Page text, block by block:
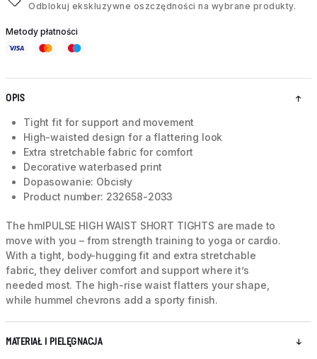
Odblokuj ekskluzywne oszczędności na wybrane produkty.
Metody płatności
OPIS
Tight fit for support and movement
High-waisted design for a flattering look
Extra stretchable fabric for comfort
Decorative waterbased print
Dopasowanie: Obcisły
Product number: 232658-2033
The hmlPULSE HIGH WAIST SHORT TIGHTS are made to
move with you – from strength training to yoga or cardio.
With a tight, body-hugging fit and extra stretchable
fabric, they deliver comfort and support where it’s
needed most. The high-rise waist flatters your shape,
while hummel chevrons add a sporty finish.
MATERIAŁ I PIELĘGNACJA